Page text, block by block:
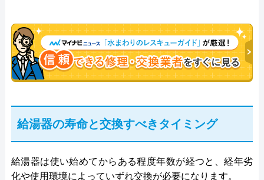
給湯器の寿命と交換すべきタイミング
給湯器は使い始めてからある程度年数が経つと、経年劣
化や使用環境によっていずれ交換が必要になります。